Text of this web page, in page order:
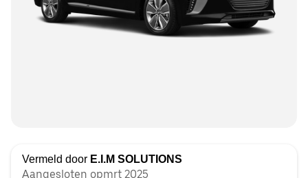
Vermeld door E.I.M SOLUTIONS
Aangesloten opmrt 2025